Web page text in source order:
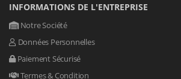
INFORMATIONS DE L'ENTREPRISE
Notre Société
Données Personnelles
Paiement Sécurisé
Termes & Condition